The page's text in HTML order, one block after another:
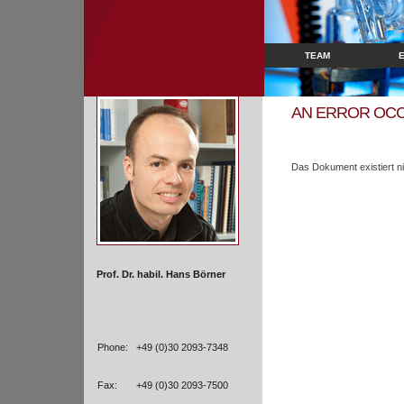
TEAM
Prof. Dr. habil. Hans Börner
Phone: +49 (0)30 2093-7348
Fax: +49 (0)30 2093-7500
AN ERROR
Das Dokument existiert